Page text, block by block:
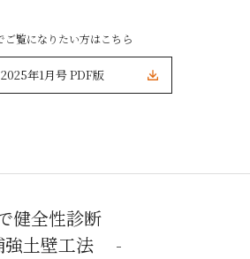
ご覧になりたい方はこちら
2025年1月号 PDF版
健全性診断
強土壁工法 -